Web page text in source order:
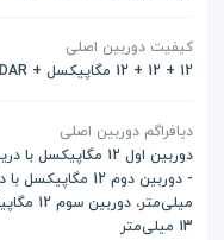
کیفیت دوربین اصلی
12 + 12 + 12 مگاپیکسل + TOF 3D LiDAR
دیافراگم دوربین اصلی
13 میلی‌متر